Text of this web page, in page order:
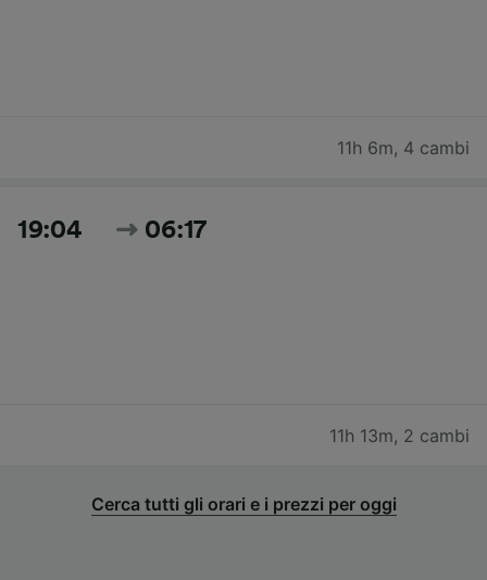
11h 6m, 4 cambi
19:04 06:17
11h 13m, 2 cambi
Cerca tutti gli orari e i prezzi per oggi